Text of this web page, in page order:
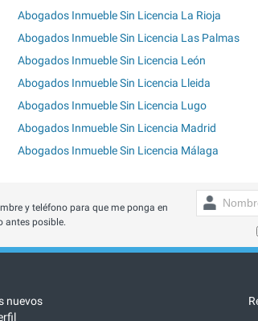
Abogados Inmueble Sin Licencia La Rioja
Abogados Inmueble Sin Licencia Las Palmas
Abogados Inmueble Sin Licencia León
Abogados Inmueble Sin Licencia Lleida
Abogados Inmueble Sin Licencia Lugo
Abogados Inmueble Sin Licencia Madrid
Abogados Inmueble Sin Licencia Málaga
y teléfono para que me ponga en
antes posible.
nuevos